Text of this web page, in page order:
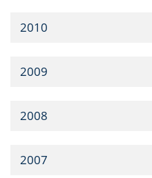
2010
2009
2008
2007